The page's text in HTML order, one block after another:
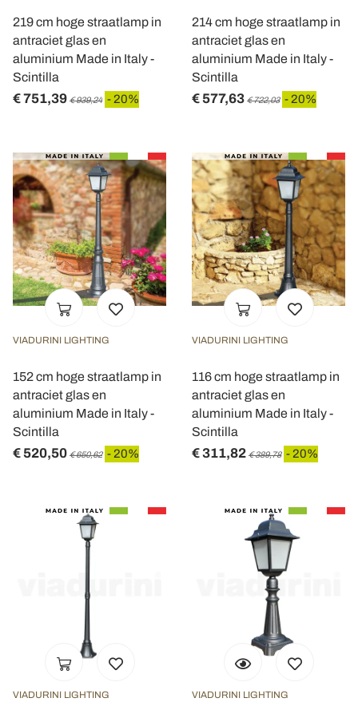
219 cm hoge straatlamp in
antraciet glas en
aluminium Made in Italy -
Scintilla
€ 751,39 € 939,24 - 20%
214 cm hoge straatlamp in
antraciet glas en
aluminium Made in Italy -
Scintilla
€ 577,63 € 722,03 - 20%
VIADURINI LIGHTING
152 cm hoge straatlamp in
antraciet glas en
aluminium Made in Italy -
Scintilla
€ 520,50 € 650,62 - 20%
VIADURINI LIGHTING
116 cm hoge straatlamp in
antraciet glas en
aluminium Made in Italy -
Scintilla
€ 311,82 € 389,78 - 20%
VIADURINI LIGHTING VIADURINI LIGHTING